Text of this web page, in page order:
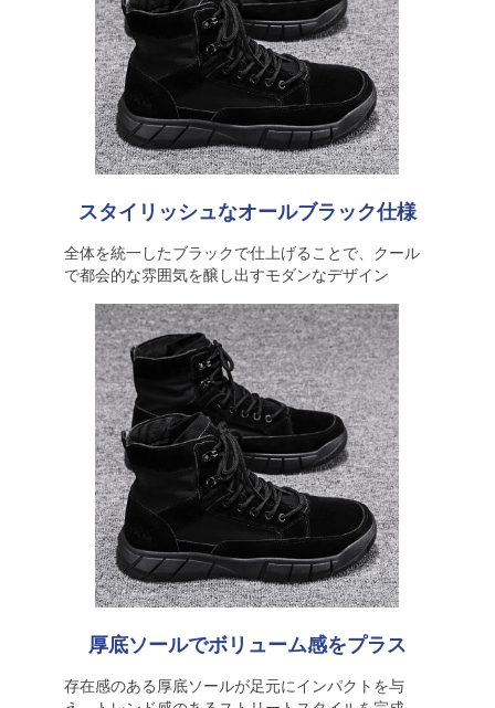
スタイリッシュなオールブラック仕様
全体を統一したブラックで仕上げることで、クール
で都会的な雰囲気を醸し出すモダンなデザイン
厚底ソールでボリューム感をプラス
存在感のある厚底ソールが足元にインパクトを与